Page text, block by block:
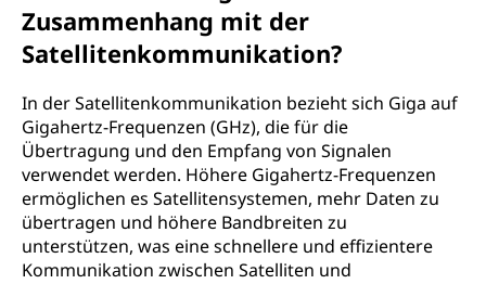
Zusammenhang mit der
Satellitenkommunikation?
In der Satellitenkommunikation bezieht sich Giga auf
Gigahertz-Frequenzen (GHz), die für die
Übertragung und den Empfang von Signalen
verwendet werden. Höhere Gigahertz-Frequenzen
ermöglichen es Satellitensystemen, mehr Daten zu
übertragen und höhere Bandbreiten zu
unterstützen, was eine schnellere und effizientere
Kommunikation zwischen Satelliten und